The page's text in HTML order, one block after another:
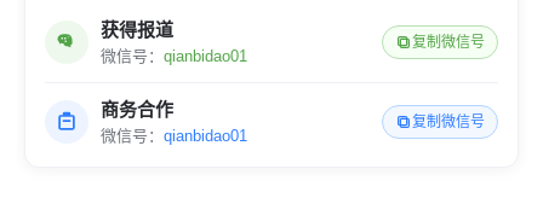
获得报道
微信号： qianbidao01
复制微信号
商务合作
微信号： qianbidao01
复制微信号